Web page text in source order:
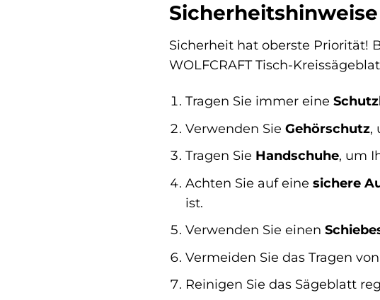
Sicherheit hat oberste Priorität!
WOLFCRAFT Tisch-
Tragen Sie immer eine
Verwenden Sie Gehörschutz,
Tragen Sie Handschuhe, um
Achten Sie auf eine sichere
ist.
Verwenden Sie einen
Vermeiden Sie das Tragen von
Reinigen Sie das Sägeblatt